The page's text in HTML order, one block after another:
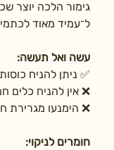
גימור הלכה יוצר
ל־עמיד מאוד
עשה ואל תעשה:
✅ ניתן להניח
❌ אין להניח כלים
❌ הימנעו מגרירת
חומרים לניקוי: